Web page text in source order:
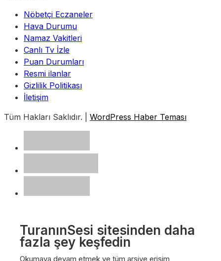
Nöbetçi Eczaneler
Hava Durumu
Namaz Vakitleri
Canlı Tv İzle
Puan Durumları
Resmi ilanlar
Gizlilik Politikası
İletişim
Tüm Hakları Saklıdır. | WordPress Haber Teması
TuranınSesi sitesinden daha
fazla şey keşfedin
Okumaya devam etmek ve tüm arşive erişim